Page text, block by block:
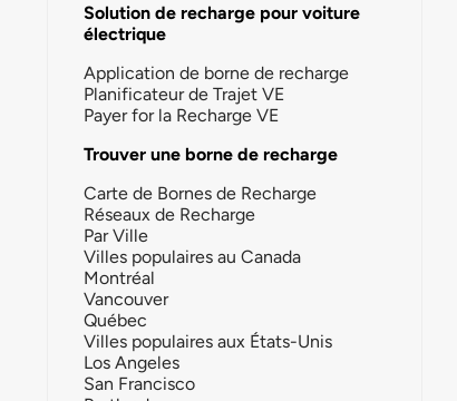
Solution de recharge pour voiture
électrique
Application de borne de recharge
Planificateur de Trajet VE
Payer for la Recharge VE
Trouver une borne de recharge
Carte de Bornes de Recharge
Réseaux de Recharge
Par Ville
Villes populaires au Canada
Montréal
Vancouver
Québec
Villes populaires aux États-Unis
Los Angeles
San Francisco